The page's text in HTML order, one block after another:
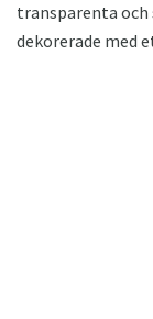
transparenta och
dekorerade med